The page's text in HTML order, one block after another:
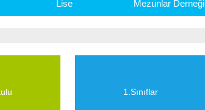
Lise Mezunlar Derneği
1.Sınıflar